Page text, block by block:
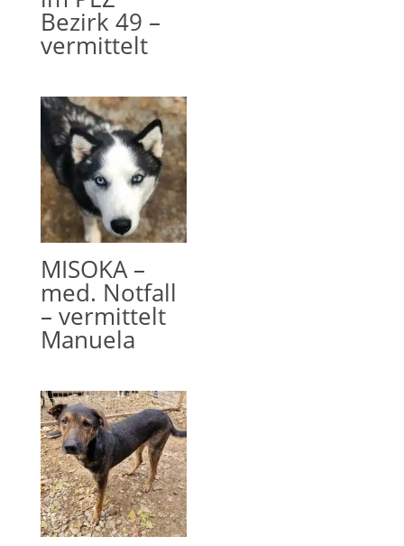
Bezirk 49 –
vermittelt
MISOKA –
med. Notfall
– vermittelt
Manuela